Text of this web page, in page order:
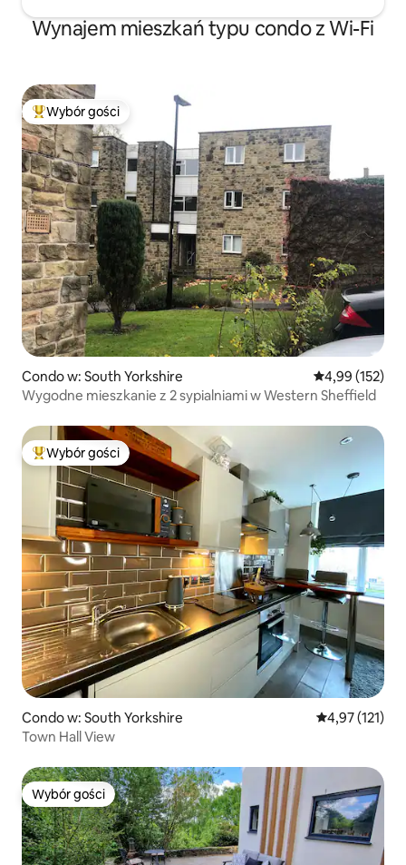
Wynajem mieszkań typu condo z Wi-Fi
Najpopularniejsze z kategorii Wybór gości
Wybór gości
Condo w: South Yorkshire Średnia
4,99 (152)
Wygodne mieszkanie z 2 sypialniami w Western Sheffield
Najpopularniejsze z kategorii Wybór gości
Wybór gości
Condo w: South Yorkshire Średnia
4,97 (121)
Town Hall View
Wybór gości
Wybór gości